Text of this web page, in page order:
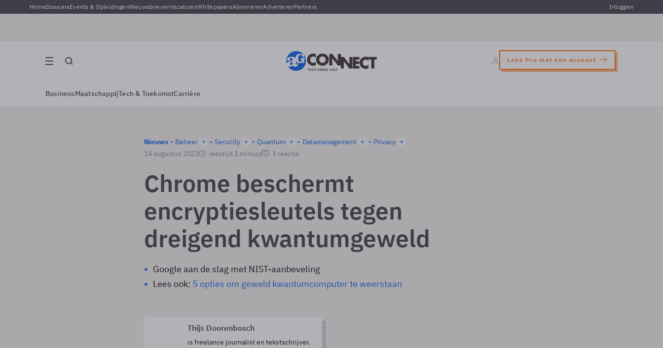
HomeDossiersEvents & OpleidingenNieuwsbrievenVacaturesWhitepapersAbonnerenAdverterenPartners Inloggen
Lees Pro met een account
BusinessMaatschappijTech & ToekomstCarrière
Nieuws Beheer Security Quantum Datamanagement
Privacy
14 augustus 2023
leestijd 1 minuut 1 reactie
Chrome beschermt
encryptiesleutels tegen
dreigend kwantumgeweld
Google aan de slag met NIST-aanbeveling
Lees ook: 5 opties om geweld kwantumcomputer te weerstaan
Thijs Doorenbosch
is freelance journalist en tekstschrijver.